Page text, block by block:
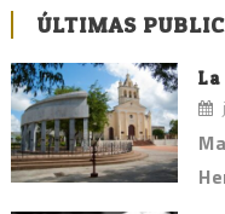
ÚLTIMAS